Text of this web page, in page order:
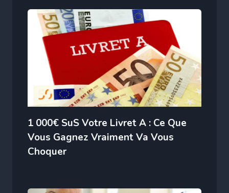
1 000€ SuS Votre Livret A : Ce Que
Vous Gagnez Vraiment Va Vous
Choquer